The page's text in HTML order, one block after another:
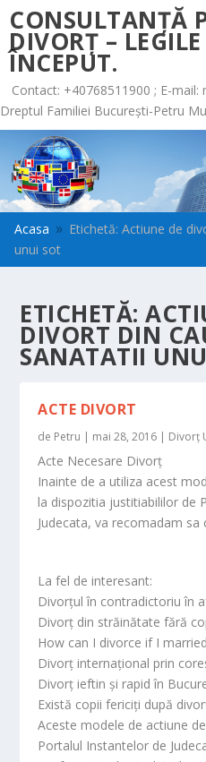
CONSULTANȚĂ
DIVORȚ –
ÎNCEPUT.
Contact: +40768511900 ; E-mail:
Dreptul Familiei București-Petru
Acasa 9 Etichetă: Actiune de
unui sot
ETICHETĂ:
DIVORT DIN
SANATATII
ACTE DIVORT
de Petru | mai 28, 2016 | Divorț
Acte Necesare Divorț
Inainte de a utiliza acest
la dispozitia justitiabililor de
Judecata, va recomadam sa
La fel de interesant:
Divorțul în contradictoriu în
Divorț din străinătate fără
How can I divorce if I
Divorț internațional prin
Divorț ieftin și rapid în
Există copii fericiţi după
Aceste modele de actiune
Portalul Instantelor de